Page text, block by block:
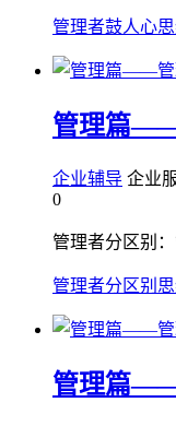
管理者鼓人心
管理篇——
企业辅导 企业
0
管理者分区别
管理者分区别
管理篇——